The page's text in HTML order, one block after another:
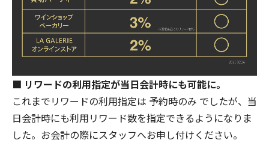
■ リワードの利用指定が当日会計時にも可能に。
これまでリワードの利用指定は 予約時のみ でしたが、当
日会計時にも利用リワード数を指定できるようになりま
した。お会計の際にスタッフへお申し付けください。